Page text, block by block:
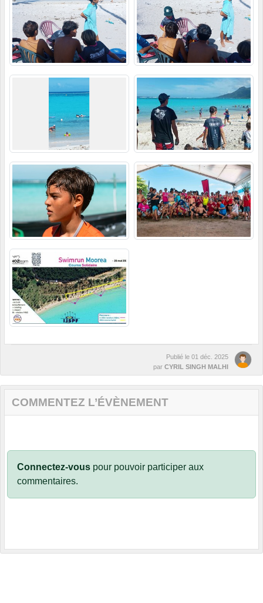
Publié le 01 déc. 2025
par CYRIL SINGH MALHI
COMMENTEZ L’ÉVÈNEMENT
Connectez-vous pour pouvoir participer aux
commentaires.